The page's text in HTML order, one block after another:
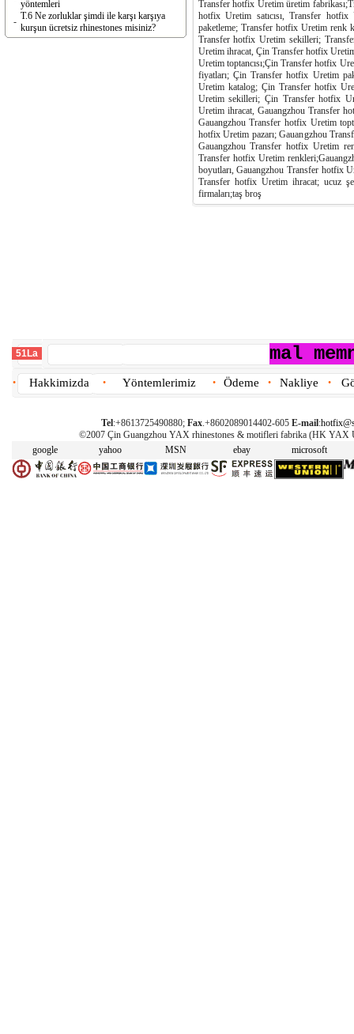
yöntemleri
- T.6 Ne zorluklar şimdi ile karşı karşıya
kurşun ücretsiz rhinestones misiniz?
Transfer hotfix Uretim üretim
hotfix Uretim satıcısı, Transfer
paketleme; Transfer hotfix Uretim renk
Transfer hotfix Uretim sekilleri;
Uretim ihracat, Çin Transfer hotfix
Uretim toptancısı;Çin Transfer hotfix
fiyatları; Çin Transfer hotfix Uretim
Uretim katalog; Çin Transfer hotfix
Uretim sekilleri; Çin Transfer hotfix
Uretim ihracat, Gauangzhou Transfer
Gauangzhou Transfer hotfix Uretim
hotfix Uretim pazarı; Gauangzhou
Gauangzhou Transfer hotfix Uretim
Transfer hotfix Uretim
boyutları, Gauangzhou Transfer hotfix
Transfer hotfix Uretim ihracat; ucuz
firmaları;taş broş
51La mal
• Hakkimizda • Yöntemlerimiz • Ödeme • Nakliye •
Tel:+8613725490880; Fax.+8602089014402-605 E-mail:
©2007 Çin Guangzhou YAX rhinestones & motifleri fabrika (HK
google
yahoo MSN ebay microsoft